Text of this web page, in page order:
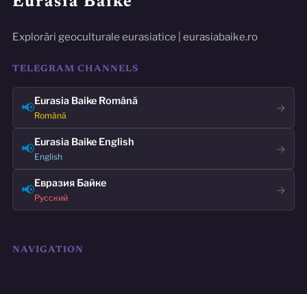
Explorări geoculturale eurasiatice | eurasiabaike.ro
TELEGRAM CHANNELS
📢Eurasia Baike Română
Română
→
📢Eurasia Baike English
English
→
📢Евразия Байке
Русский
→
NAVIGATION